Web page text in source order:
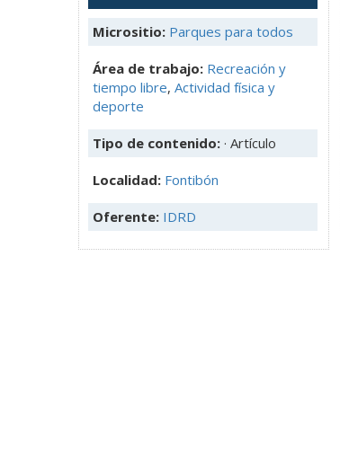
Micrositio: Parques para todos
Área de trabajo: Recreación y
tiempo libre, Actividad física y
deporte
Tipo de contenido: · Artículo
Localidad: Fontibón
Oferente: IDRD